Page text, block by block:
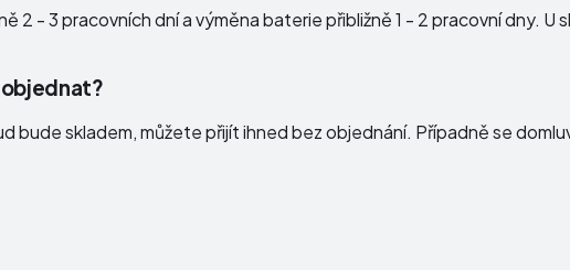
2 - 3 pracovních dní a výměna baterie přibližně 1 - 2 pracovní dny.
objednat?
skladem, můžete přijít ihned bez objednání. Případně se